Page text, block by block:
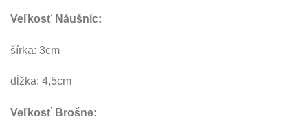
Veľkosť Náušníc:
šírka: 3cm
dĺžka: 4,5cm
Veľkosť Brošne: